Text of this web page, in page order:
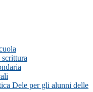
Dele per gli alunni delle